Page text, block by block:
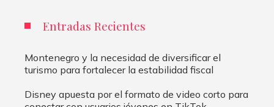
Entradas Recientes
Montenegro y la necesidad de diversificar el
turismo para fortalecer la estabilidad fiscal
Disney apuesta por el formato de video corto para